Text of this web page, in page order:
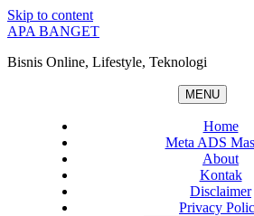
Skip to content
APA BANGET
Bisnis Online, Lifestyle, Teknologi
MENU
Home
Meta ADS
About
Kontak
Disclaimer
Privacy